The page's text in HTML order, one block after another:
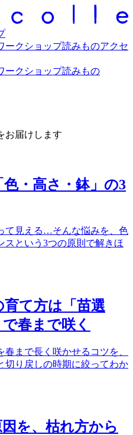
ークショップ読みものアクセ
ークショップ読みもの
お届けします
・高さ・鉢」の3
て見える…そんな悩みを、色
スという3つの原則で解きほ
て方は「苗選
春まで咲く
まで長く咲かせるコツを、
切り戻しの時期に絞ってわか
を、枯れ方から